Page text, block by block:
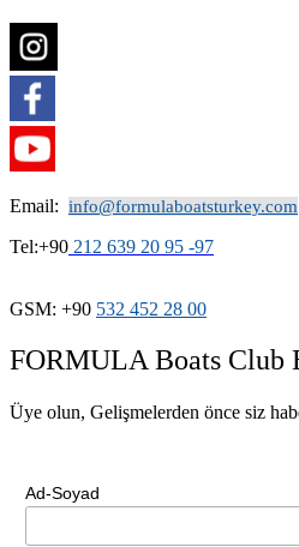
Email: info@formulaboatsturkey.com
Tel:+90 212 639 20 95 -97
GSM: +90 532 452 28 00
FORMULA Boats Club
Üye olun, Gelişmelerden önce siz
Ad-Soyad